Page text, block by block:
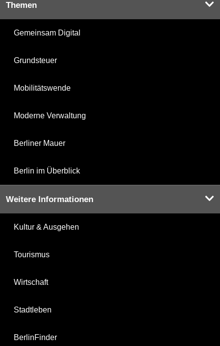
Themen
Gemeinsam Digital
Grundsteuer
Mobilitätswende
Moderne Verwaltung
Berliner Mauer
Berlin im Überblick
Weitere Informationen
Kultur & Ausgehen
Tourismus
Wirtschaft
Stadtleben
BerlinFinder